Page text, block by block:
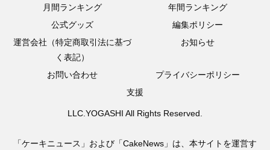
月間ランキング
年間ランキング
公式グッズ
編集ポリシー
運営会社（特定商取引法に基づ
く表記）
お知らせ
お問い合わせ
プライバシーポリシー
支援
LLC.YOGASHI All Rights Reserved.
「ケーキニュース」および「CakeNews」は、本サイトを運営す